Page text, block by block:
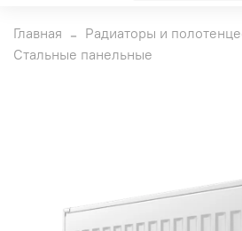
Главная
Радиаторы и
Стальные панельные